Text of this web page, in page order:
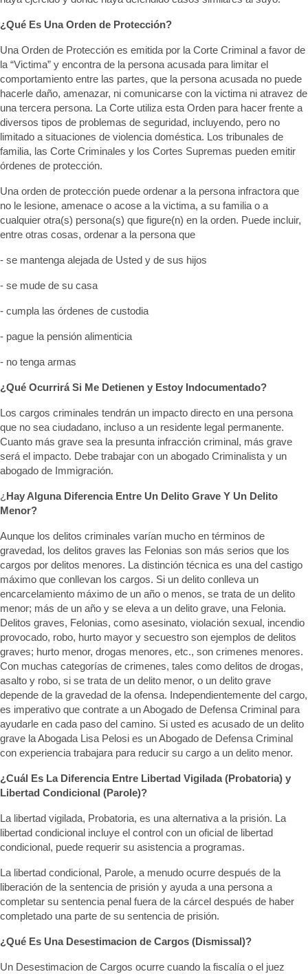
¿Qué Es Una Orden de Protección?
Una Orden de Protección es emitida por la Corte Criminal a favor de
la “Victima” y encontra de la persona acusada para limitar el
comportamiento entre las partes, que la persona acusada no puede
hacerle daño, amenazar, ni comunicarse con la victima ni atravez de
una tercera persona. La Corte utiliza esta Orden para hacer frente a
diversos tipos de problemas de seguridad, incluyendo, pero no
limitado a situaciones de violencia doméstica. Los tribunales de
familia, las Corte Criminales y los Cortes Supremas pueden emitir
órdenes de protección.
Una orden de protección puede ordenar a la persona infractora que
no le lesione, amenace o acose a la victima, a su familia o a
cualquier otra(s) persona(s) que figure(n) en la orden. Puede incluir,
entre otras cosas, ordenar a la persona que
- se mantenga alejada de Usted y de sus hijos
- se mude de su casa
- cumpla las órdenes de custodia
- pague la pensión alimenticia
- no tenga armas
¿Qué Ocurrirá Si Me Detienen y Estoy Indocumentado?
Los cargos criminales tendrán un impacto directo en una persona
que no sea ciudadano, incluso a un residente legal permanente.
Cuanto más grave sea la presunta infracción criminal, más grave
será el impacto. Debe trabajar con un abogado Criminalista y un
abogado de Immigración.
¿ Hay Alguna Diferencia Entre Un Delito Grave Y Un Delito
Menor?
Aunque los delitos criminales varían mucho en términos de
gravedad, los delitos graves las Felonias son más serios que los
cargos por delitos menores. La distinción técnica es una del castigo
máximo que conllevan los cargos. Si un delito conlleva un
encarcelamiento máximo de un año o menos, se trata de un delito
menor; más de un año y se eleva a un delito grave, una Felonia.
Delitos graves, Felonias, como asesinato, violación sexual, incendio
provocado, robo, hurto mayor y secuestro son ejemplos de delitos
graves; hurto menor, drogas menores, etc., son crimenes menores.
Con muchas categorías de crimenes, tales como delitos de drogas,
asalto y robo, si se trata de un delito menor, o un delito grave
depende de la gravedad de la ofensa. Independientemente del cargo,
es imperativo que contrate a un Abogado de Defensa Criminal para
ayudarle en cada paso del camino. Si usted es acusado de un delito
grave la Abogada Lisa Pelosi es un Abogado de Defensa Criminal
con experiencia trabajara para reducir su cargo a un delito menor.
¿Cuál Es La Diferencia Entre Libertad Vigilada (Probatoria) y
Libertad Condicional (Parole)?
La libertad vigilada, Probatoria, es una alternativa a la prisión. La
libertad condicional incluye el control con un oficial de libertad
condicional, puede requerir su asistencia a programas.
La libertad condicional, Parole, a menudo ocurre después de la
liberación de la sentencia de prisión y ayuda a una persona a
completar su sentencia penal fuera de la cárcel después de haber
completado una parte de su sentencia de prisión.
¿Qué Es Una Desestimacion de Cargos (Dismissal)?
Un Desestimacion de Cargos ocurre cuando la fiscalía o el juez